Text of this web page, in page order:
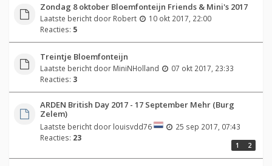
Zondag 8 oktober Bloemfonteijn Friends & Mini's 2017
Laatste bericht door Robert
10 okt 2017, 22:00
Reacties: 5
Treintje Bloemfonteijn
Laatste bericht door MiniNHolland
07 okt 2017, 23:33
Reacties: 3
ARDEN British Day 2017 - 17 September Mehr (Burg
Zelem)
Laatste bericht door louisvdd76
25 sep 2017, 07:43
Reacties: 23
1 2